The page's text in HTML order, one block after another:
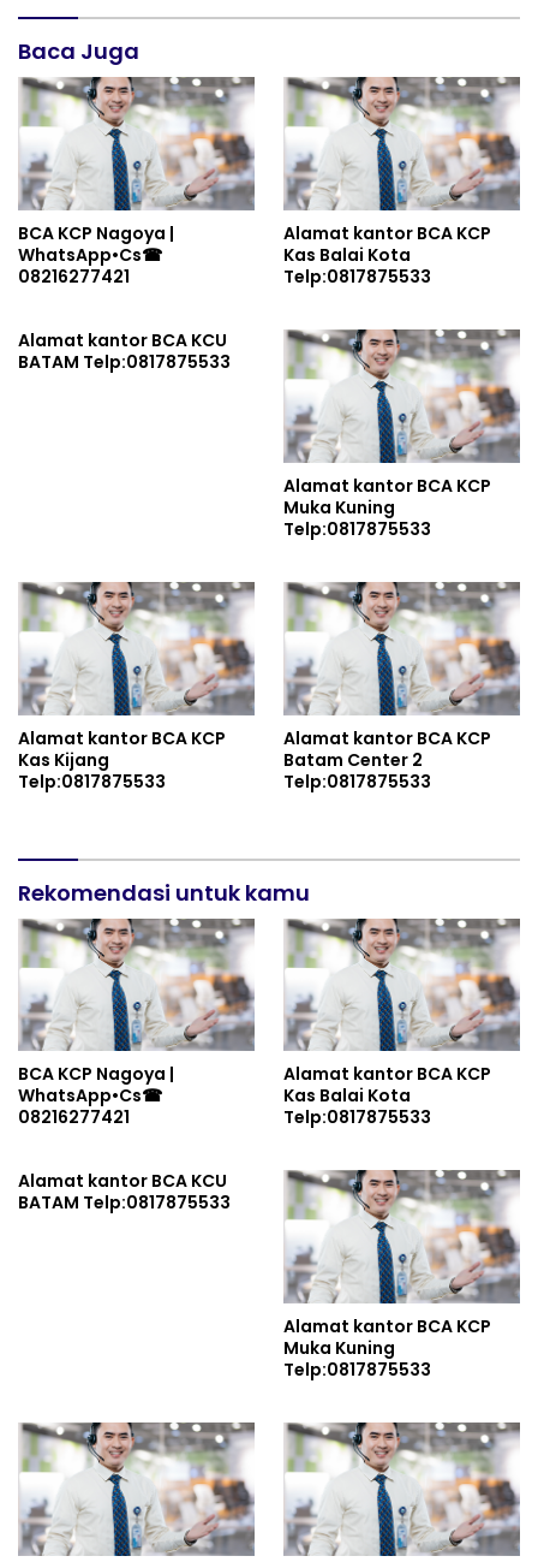
Baca Juga
BCA KCP Nagoya |
WhatsApp•Cs☎
08216277421
Alamat kantor BCA KCP
Kas Balai Kota
Telp:0817875533
Alamat kantor BCA KCU
BATAM Telp:0817875533
Alamat kantor BCA KCP
Muka Kuning
Telp:0817875533
Alamat kantor BCA KCP
Kas Kijang
Telp:0817875533
Alamat kantor BCA KCP
Batam Center 2
Telp:0817875533
Rekomendasi untuk kamu
BCA KCP Nagoya |
WhatsApp•Cs☎
08216277421
Alamat kantor BCA KCP
Kas Balai Kota
Telp:0817875533
Alamat kantor BCA KCU
BATAM Telp:0817875533
Alamat kantor BCA KCP
Muka Kuning
Telp:0817875533